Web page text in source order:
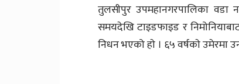
तुलसीपुर उपमहानगरपालिका वडा
समयदेखि टाइडफाइड र
निधन भएको हाे । ६५ वर्षकाे उमेरमा